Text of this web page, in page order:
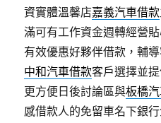
資實體溫馨店嘉義汽車借款
滿可有工作資金週轉經營
有效優惠好夥伴借款，輔
中和汽車借款客戶選擇並
更方便日後討論區與板橋
感借款人的免留車名下銀